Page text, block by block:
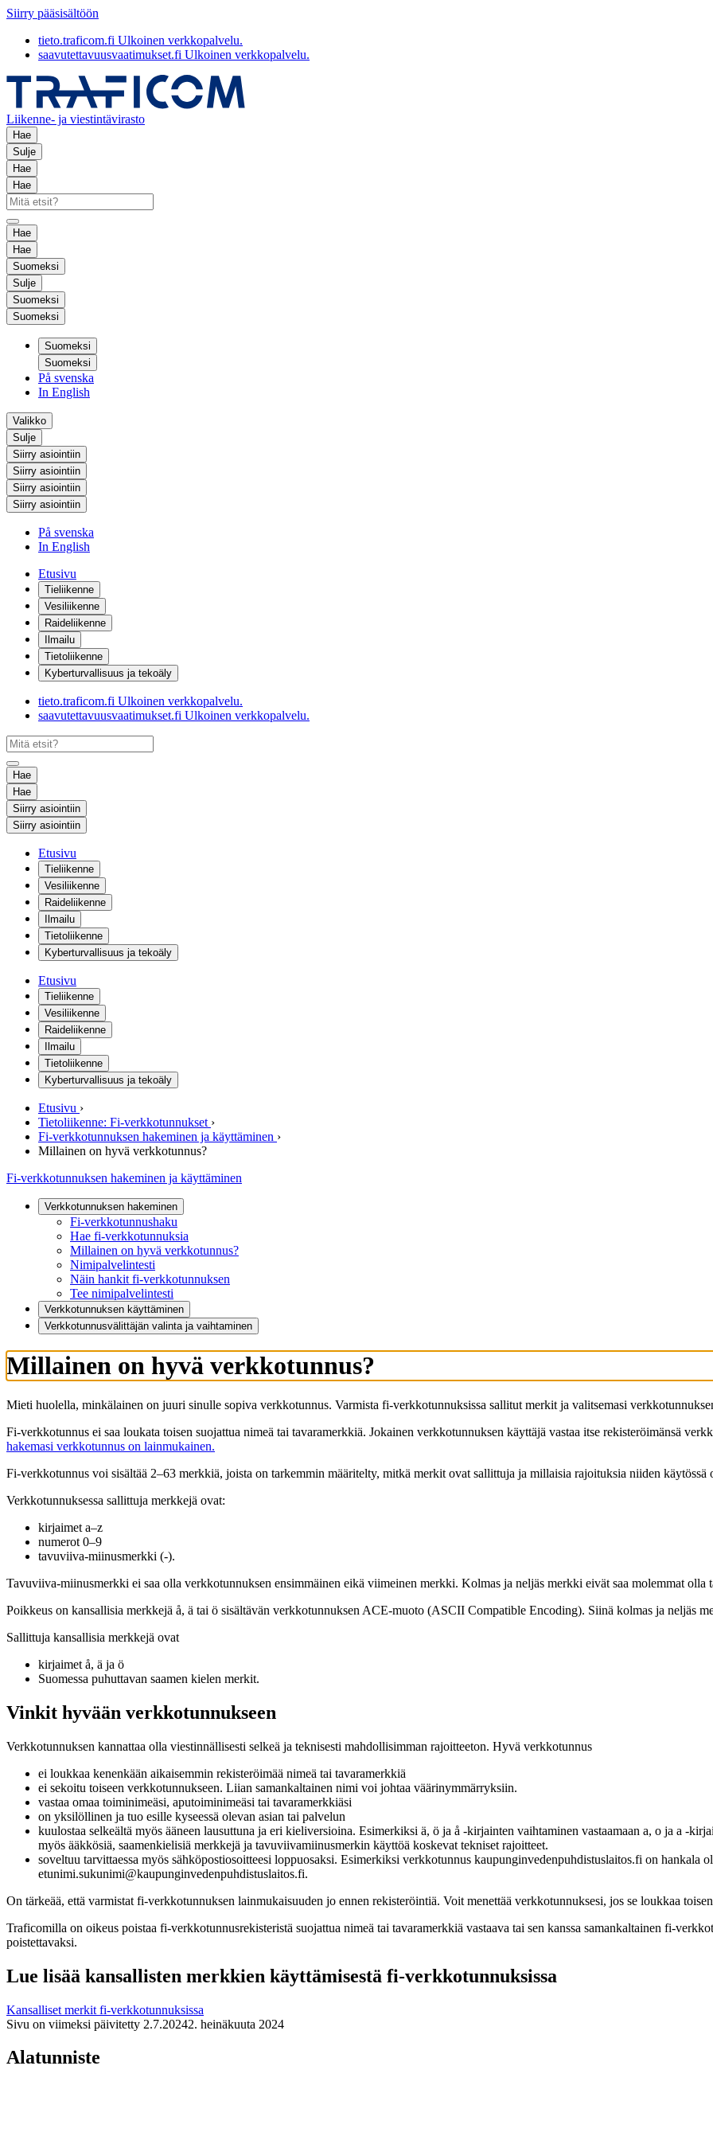
Siirry pääsisältöön
tieto.traficom.fi Ulkoinen verkkopalvelu.
saavutettavuusvaatimukset.fi Ulkoinen verkkopalvelu.
Liikenne- ja viestintävirasto
Hae
Sulje
Hae
Hae
Hae
Hae
Suomeksi
Sulje
Suomeksi
Suomeksi
Suomeksi
Suomeksi
På svenska
In English
Valikko
Sulje
Siirry asiointiin
Siirry asiointiin
Siirry asiointiin
Siirry asiointiin
På svenska
In English
Etusivu
Tieliikenne
Vesiliikenne
Raideliikenne
Ilmailu
Tietoliikenne
Kyberturvallisuus ja tekoäly
tieto.traficom.fi Ulkoinen verkkopalvelu.
saavutettavuusvaatimukset.fi Ulkoinen verkkopalvelu.
Hae
Hae
Siirry asiointiin
Siirry asiointiin
Etusivu
Tieliikenne
Vesiliikenne
Raideliikenne
Ilmailu
Tietoliikenne
Kyberturvallisuus ja tekoäly
Etusivu
Tieliikenne
Vesiliikenne
Raideliikenne
Ilmailu
Tietoliikenne
Kyberturvallisuus ja tekoäly
Etusivu ›
Tietoliikenne: Fi-verkkotunnukset ›
Fi-verkkotunnuksen hakeminen ja käyttäminen ›
Millainen on hyvä verkkotunnus?
Fi-verkkotunnuksen hakeminen ja käyttäminen
Verkkotunnuksen hakeminen
Fi-verkkotunnushaku
Hae fi-verkkotunnuksia
Millainen on hyvä verkkotunnus?
Nimipalvelintesti
Näin hankit fi-verkkotunnuksen
Tee nimipalvelintesti
Verkkotunnuksen käyttäminen
Verkkotunnusvälittäjän valinta ja vaihtaminen
Millainen on hyvä verkkotunnus?
Mieti huolella, minkälainen on juuri sinulle sopiva verkkotunnus. Varmista fi-verkkotunnuksissa sallitut merkit ja valitsemasi
Fi-verkkotunnus ei saa loukata toisen suojattua nimeä tai tavaramerkkiä. Jokainen verkkotunnuksen käyttäjä vastaa itse rekisteröimänsä
hakemasi verkkotunnus on lainmukainen.
Fi-verkkotunnus voi sisältää 2–63 merkkiä, joista on tarkemmin määritelty, mitkä merkit ovat sallittuja ja millaisia rajoituksia niiden käytössä
Verkkotunnuksessa sallittuja merkkejä ovat:
kirjaimet a–z
numerot 0–9
tavuviiva-miinusmerkki (-).
Tavuviiva-miinusmerkki ei saa olla verkkotunnuksen ensimmäinen eikä viimeinen merkki. Kolmas ja neljäs merkki eivät saa molemmat olla
Poikkeus on kansallisia merkkejä å, ä tai ö sisältävän verkkotunnuksen ACE-muoto (ASCII Compatible Encoding). Siinä kolmas ja neljäs
Sallittuja kansallisia merkkejä ovat
kirjaimet å, ä ja ö
Suomessa puhuttavan saamen kielen merkit.
Vinkit hyvään verkkotunnukseen
Verkkotunnuksen kannattaa olla viestinnällisesti selkeä ja teknisesti mahdollisimman rajoitteeton. Hyvä verkkotunnus
ei loukkaa kenenkään aikaisemmin rekisteröimää nimeä tai tavaramerkkiä
ei sekoitu toiseen verkkotunnukseen. Liian samankaltainen nimi voi johtaa väärinymmärryksiin.
vastaa omaa toiminimeäsi, aputoiminimeäsi tai tavaramerkkiäsi
on yksilöllinen ja tuo esille kyseessä olevan asian tai palvelun
kuulostaa selkeältä myös ääneen lausuttuna ja eri kieliversioina. Esimerkiksi ä, ö ja å -kirjainten vaihtaminen vastaamaan a, o ja a -
myös ääkkösiä, saamenkielisiä merkkejä ja tavuviivamiinusmerkin käyttöä koskevat tekniset rajoitteet.
soveltuu tarvittaessa myös sähköpostiosoitteesi loppuosaksi. Esimerkiksi verkkotunnus kaupunginvedenpuhdistuslaitos.fi on hankala
etunimi.sukunimi@kaupunginvedenpuhdistuslaitos.fi.
On tärkeää, että varmistat fi-verkkotunnuksen lainmukaisuuden jo ennen rekisteröintiä. Voit menettää verkkotunnuksesi, jos se loukkaa
Traficomilla on oikeus poistaa fi-verkkotunnusrekisteristä suojattua nimeä tai tavaramerkkiä vastaava tai sen kanssa samankaltainen fi-
poistettavaksi.
Lue lisää kansallisten merkkien käyttämisestä fi-verkkotunnuksissa
Kansalliset merkit fi-verkkotunnuksissa
Sivu on viimeksi päivitetty 2.7.20242. heinäkuuta 2024
Alatunniste